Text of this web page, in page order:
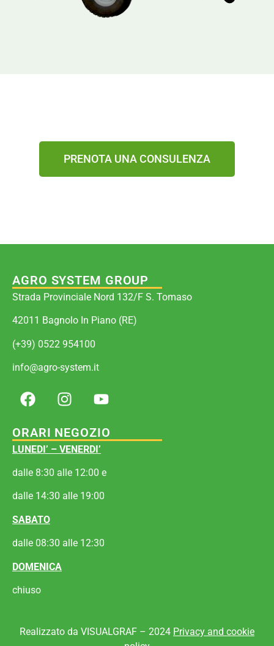
PRENOTA UNA CONSULENZA
AGRO SYSTEM GROUP
Strada Provinciale Nord 132/F S. Tomaso
42011 Bagnolo In Piano (RE)
(+39) 0522 954100
info@agro-system.it
ORARI NEGOZIO
LUNEDI’ – VENERDI’
dalle 8:30 alle 12:00 e
dalle 14:30 alle 19:00
SABATO
dalle 08:30 alle 12:30
DOMENICA
chiuso
Realizzato da VISUALGRAF – 2024 Privacy and cookie